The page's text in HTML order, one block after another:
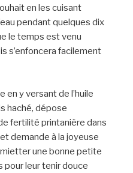
en les cuisant
pendant quelques dix
le temps est venu
s’enfoncera facilement
en y versant de l’huile
haché, dépose
fertilité printanière dans
demande à la joyeuse
une bonne petite
leur tenir douce